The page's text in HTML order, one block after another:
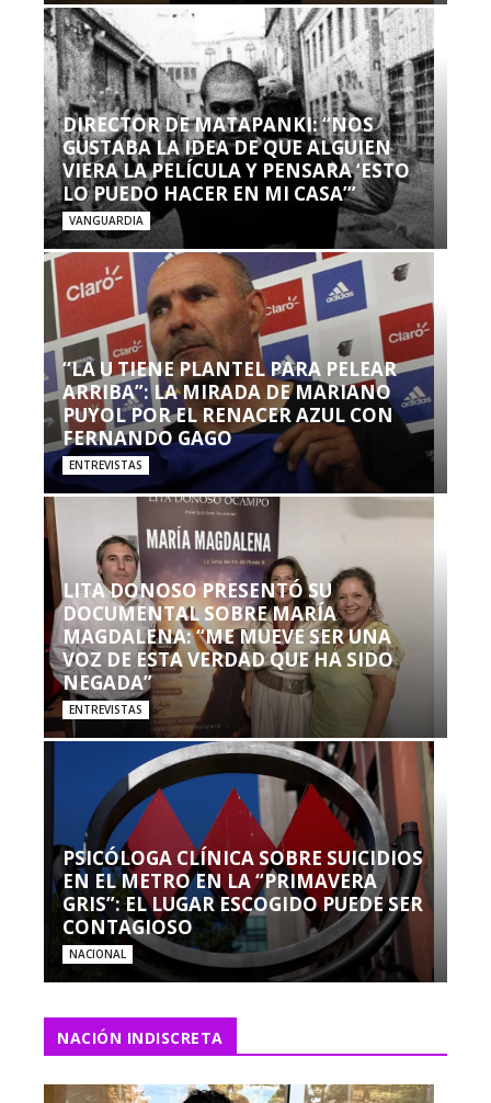
DIRECTOR DE MATAPANKI: “NOS
GUSTABA LA IDEA DE QUE ALGUIEN
VIERA LA PELÍCULA Y PENSARA ‘ESTO
LO PUEDO HACER EN MI CASA’”
VANGUARDIA
“LA U TIENE PLANTEL PARA PELEAR
ARRIBA”: LA MIRADA DE MARIANO
PUYOL POR EL RENACER AZUL CON
FERNANDO GAGO
ENTREVISTAS
LITA DONOSO PRESENTÓ SU
DOCUMENTAL SOBRE MARÍA
MAGDALENA: “ME MUEVE SER UNA
VOZ DE ESTA VERDAD QUE HA SIDO
NEGADA”
ENTREVISTAS
PSICÓLOGA CLÍNICA SOBRE SUICIDIOS
EN EL METRO EN LA “PRIMAVERA
GRIS”: EL LUGAR ESCOGIDO PUEDE SER
CONTAGIOSO
NACIONAL
NACIÓN INDISCRETA